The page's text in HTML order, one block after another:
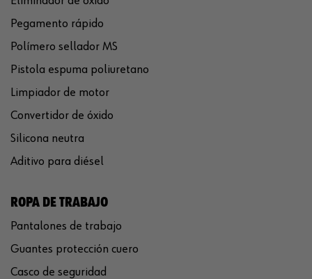
Pegamento rápido
Polímero sellador MS
Pistola espuma poliuretano
Limpiador de motor
Convertidor de óxido
Silicona neutra
Aditivo para diésel
ROPA DE TRABAJO
Pantalones de trabajo
Guantes protección cuero
Casco de seguridad